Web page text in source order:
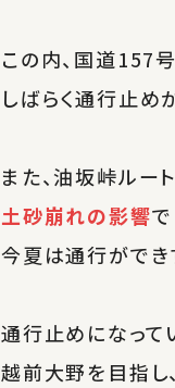
この内、国道157
しばらく通行止め
また、油坂峠ルート
土砂崩れの影響で
今夏は通行ができ
通行止めになって
越前大野を目指し、